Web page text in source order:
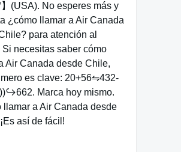
(USA). No esperes más y
¿cómo llamar a Air Canada
para atención al
Si necesitas saber cómo
Air Canada desde Chile,
es clave: 20+56⇋432-
Marca hoy mismo.
llamar a Air Canada desde
así de fácil!